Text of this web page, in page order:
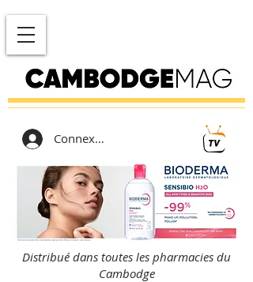
Connexion
Distribué dans toutes les pharmacies du
Cambodge